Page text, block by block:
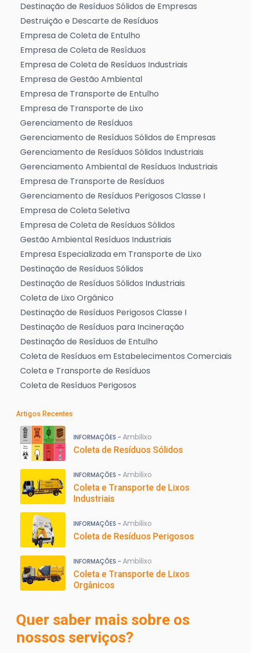
Destinação de Resíduos Sólidos de Empresas
Destruição e Descarte de Resíduos
Empresa de Coleta de Entulho
Empresa de Coleta de Resíduos
Empresa de Coleta de Resíduos Industriais
Empresa de Gestão Ambiental
Empresa de Transporte de Entulho
Empresa de Transporte de Lixo
Gerenciamento de Resíduos
Gerenciamento de Resíduos Sólidos de Empresas
Gerenciamento de Resíduos Sólidos Industriais
Gerenciamento Ambiental de Resíduos Industriais
Empresa de Transporte de Resíduos
Gerenciamento de Resíduos Perigosos Classe I
Empresa de Coleta Seletiva
Empresa de Coleta de Resíduos Sólidos
Gestão Ambiental Resíduos Industriais
Empresa Especializada em Transporte de Lixo
Destinação de Resíduos Sólidos
Destinação de Resíduos Sólidos Industriais
Coleta de Lixo Orgânico
Destinação de Resíduos Perigosos Classe I
Destinação de Resíduos para Incineração
Destinação de Resíduos de Entulho
Coleta de Resíduos em Estabelecimentos Comerciais
Coleta e Transporte de Resíduos
Coleta de Resíduos Perigosos
Artigos Recentes
INFORMAÇÕES - Ambilixo
Coleta de Resíduos Sólidos
INFORMAÇÕES - Ambilixo
Coleta e Transporte de Lixos
Industriais
INFORMAÇÕES - Ambilixo
Coleta de Resíduos Perigosos
INFORMAÇÕES - Ambilixo
Coleta e Transporte de Lixos
Orgânicos
Quer saber mais sobre os
nossos serviços?